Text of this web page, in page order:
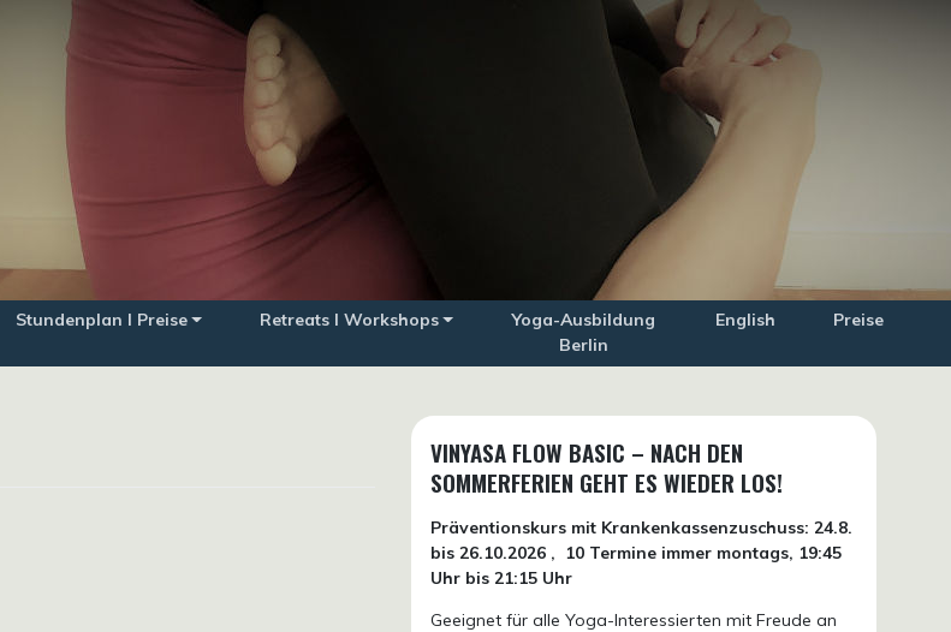
Stundenplan I Preise Retreats I Workshops
Yoga-Ausbildung
Berlin
English Preise
VINYASA FLOW BASIC – NACH DEN
SOMMERFERIEN GEHT ES WIEDER LOS!
Präventionskurs mit Krankenkassenzuschuss:24.8.
bis 26.10.2026 ,
10 Termine immer montags, 19:45
Uhr bis 21:15 Uhr
Geeignet für alle Yoga-Interessierten mit Freude an